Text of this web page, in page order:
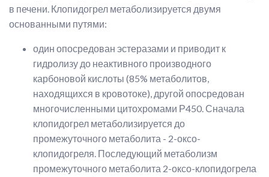
в печени. Клопидогрел метаболизируется двумя
основанными путями:
один опосредован эстеразами и приводит к
гидролизу до неактивного производного
карбоновой кислоты (85% метаболитов,
находящихся в кровотоке), другой опосредован
многочисленными цитохромами Р450. Сначала
клопидогрел метаболизируется до
промежуточного метаболита - 2-оксо-
клопидогреля. Последующий метаболизм
промежуточного метаболита 2-оксо-клопидогрела